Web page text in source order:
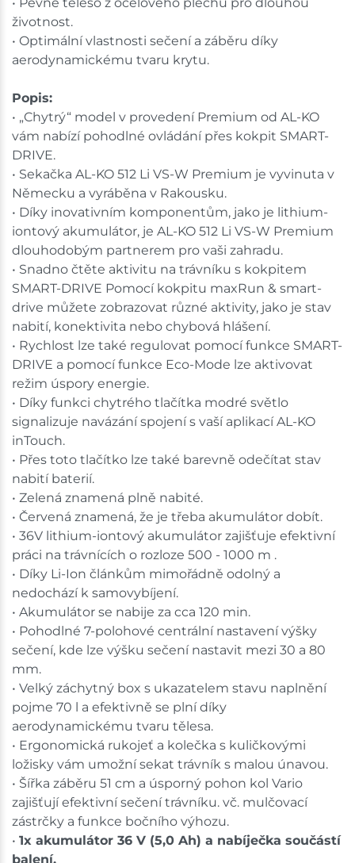
životnost.
• Optimální vlastnosti sečení a záběru díky
aerodynamickému tvaru krytu.
Popis:
• „Chytrý“ model v provedení Premium od AL-KO
vám nabízí pohodlné ovládání přes kokpit SMART-
DRIVE.
• Sekačka AL-KO 512 Li VS-W Premium je vyvinuta v
Německu a vyráběna v Rakousku.
• Díky inovativním komponentům, jako je lithium-
iontový akumulátor, je AL-KO 512 Li VS-W Premium
dlouhodobým partnerem pro vaši zahradu.
• Snadno čtěte aktivitu na trávníku s kokpitem
SMART-DRIVE Pomocí kokpitu maxRun & smart-
drive můžete zobrazovat různé aktivity, jako je stav
nabití, konektivita nebo chybová hlášení.
• Rychlost lze také regulovat pomocí funkce SMART-
DRIVE a pomocí funkce Eco-Mode lze aktivovat
režim úspory energie.
• Díky funkci chytrého tlačítka modré světlo
signalizuje navázání spojení s vaší aplikací AL-KO
inTouch.
• Přes toto tlačítko lze také barevně odečítat stav
nabití baterií.
• Zelená znamená plně nabité.
• Červená znamená, že je třeba akumulátor dobít.
• 36V lithium-iontový akumulátor zajišťuje efektivní
práci na trávnících o rozloze 500 - 1000 m .
• Díky Li-Ion článkům mimořádně odolný a
nedochází k samovybíjení.
• Akumulátor se nabije za cca 120 min.
• Pohodlné 7-polohové centrální nastavení výšky
sečení, kde lze výšku sečení nastavit mezi 30 a 80
mm.
• Velký záchytný box s ukazatelem stavu naplnění
pojme 70 l a efektivně se plní díky
aerodynamickému tvaru tělesa.
• Ergonomická rukojeť a kolečka s kuličkovými
ložisky vám umožní sekat trávník s malou únavou.
• Šířka záběru 51 cm a úsporný pohon kol Vario
zajišťují efektivní sečení trávníku. vč. mulčovací
zástrčky a funkce bočního výhozu.
• 1x akumulátor 36 V (5,0 Ah) a nabíječka součástí
balení.